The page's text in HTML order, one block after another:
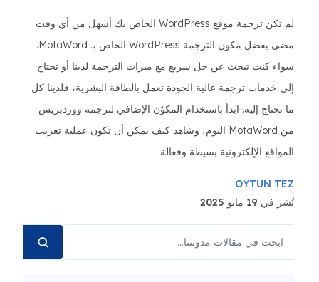
لم تكن ترجمة موقع WordPress الخاص بك أسهل من أي وقت
مضى بفضل مكون الترجمة WordPress الخاص بـ MotaWord.
سواء كنت تبحث عن حل سريع مع ميزات الترجمة لدينا أو تحتاج
إلى خدمات ترجمة عالية الجودة تعمل بالطاقة البشرية، فلدينا كل
ما تحتاج إليه. ابدأ باستخدام المكوّن الإضافي لترجمة ووردبريس
من MotaWord اليوم، وشاهد كيف يمكن أن تكون عملية تعريب
المواقع الإلكترونية بسيطة وفعالة.
OYTUN TEZ
نُشر في 19 مايو 2025